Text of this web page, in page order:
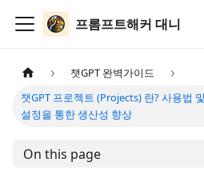
프롬프트해커 대니
챗GPT 완벽가이드
챗GPT 프로젝트 (Projects) 란? 사용법
설정을 통한 생산성 향상
On this page